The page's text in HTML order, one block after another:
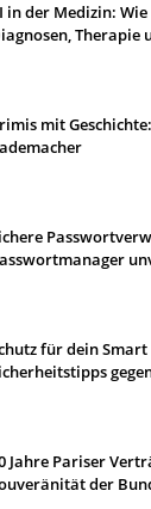
in der Medizin:
Therapie
mit
für dein
Jahre Pariser
der